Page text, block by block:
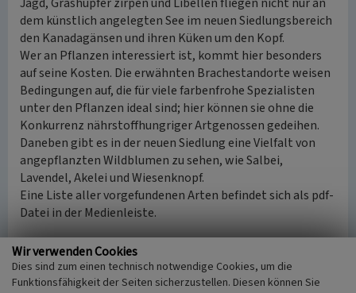
dem künstlich angelegten See im neuen Siedlungsbereich
den Kanadagänsen und ihren Küken um den Kopf.
Wer an Pflanzen interessiert ist, kommt hier besonders
auf seine Kosten. Die erwähnten Brachestandorte weisen
Bedingungen auf, die für viele farbenfrohe Spezialisten
unter den Pflanzen ideal sind; hier können sie ohne die
Konkurrenz nährstoffhungriger Artgenossen gedeihen.
Daneben gibt es in der neuen Siedlung eine Vielfalt von
angepflanzten Wildblumen zu sehen, wie Salbei,
Lavendel, Akelei und Wiesenknopf.
Eine Liste aller vorgefundenen Arten befindet sich als pdf-
Datei in der Medienleiste.
(Biologische Station im Kreis Wesel e.V., 2022. Erstellt im
Rahmen des Projektes „KuLaDig-Natur“. Ein Projekt im
Rahmen des LVR-Netzwerks Kulturlandschaft.)
Wir verwenden Cookies
Dies sind zum einen technisch notwendige Cookies, um die
Funktionsfähigkeit der Seiten sicherzustellen. Diesen können Sie